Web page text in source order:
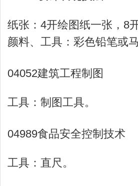
纸张：4开绘图纸一张，8
颜料、工具：彩色铅笔或马
04052建筑工程制图
工具：制图工具。
04989食品安全控制技术
工具：直尺。